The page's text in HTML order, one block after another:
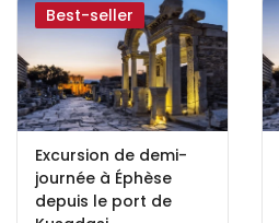
Best-seller
Excursion de demi-
journée à Éphèse
depuis le port de